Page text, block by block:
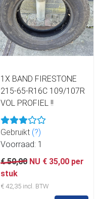
1X BAND FIRESTONE
215-65-R16C 109/107R
VOL PROFIEL !!
Gebruikt (?)
Voorraad: 1
€ 50,00 NU € 35,00 per
stuk
€ 42,35 incl. BTW